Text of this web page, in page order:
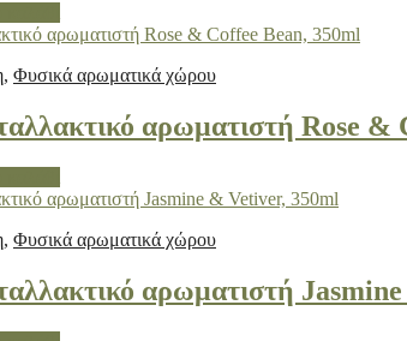
, Φυσικά αρωματικά χώρου
αρωματιστή Rose &
, Φυσικά αρωματικά χώρου
αρωματιστή